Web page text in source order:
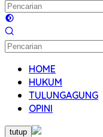
HOME
HUKUM
TULUNGAGUNG
OPINI
tutup